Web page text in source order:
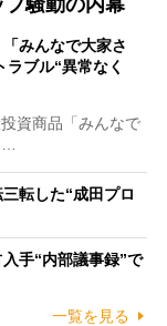
みんなで大家さ
ブル“異常なく
資商品「みんなで
転した“成田プロ
手“内部議事録”で
一覧を見る